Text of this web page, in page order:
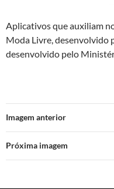
Aplicativos que auxiliam
Moda Livre, desenvolvido
desenvolvido pelo
Imagem anterior
Próxima imagem